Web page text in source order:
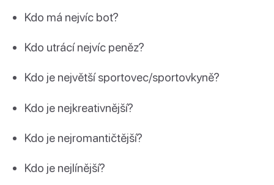
Kdo má nejvíc bot?
Kdo utrácí nejvíc peněz?
Kdo je největší sportovec/sportovkyně?
Kdo je nejkreativnější?
Kdo je nejromantičtější?
Kdo je nejlínější?